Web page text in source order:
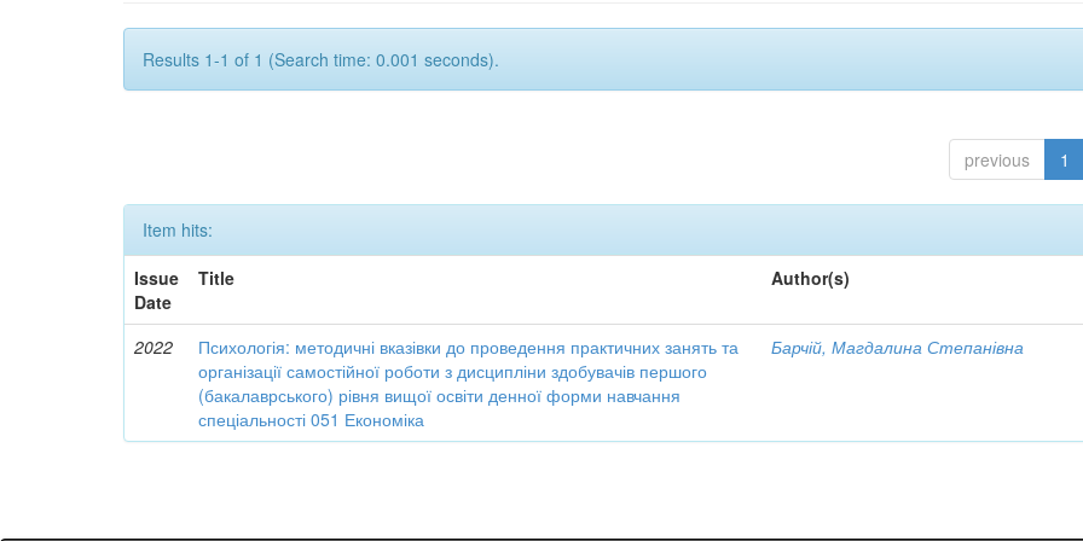
Results 1-1 of 1 (Search time: 0.001 seconds).
previous 1
Item hits:
Issue
Date
Title Author(s)
2022
Психологія: методичні вказівки до проведення практичних занять та
організації самостійної роботи з дисципліни здобувачів першого
(бакалаврського) рівня вищої освіти денної форми навчання
спеціальності 051 Економіка
Барчій, Магдалина Степанівна